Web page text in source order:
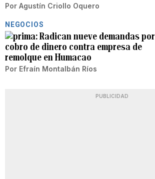
Por Agustín Criollo Oquero
NEGOCIOS
Radican nueve demandas por
cobro de dinero contra empresa de
remolque en Humacao
Por Efraín Montalbán Ríos
PUBLICIDAD